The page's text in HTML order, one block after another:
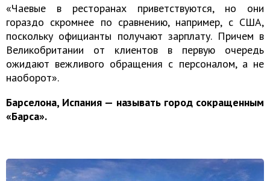
«Чаевые в ресторанах приветствуются, но они
гораздо скромнее по сравнению, например, с США,
поскольку официанты получают зарплату. Причем в
Великобритании от клиентов в первую очередь
ожидают вежливого обращения с персоналом, а не
наоборот».
Барселона, Испания — называть город сокращенным
«Барса».